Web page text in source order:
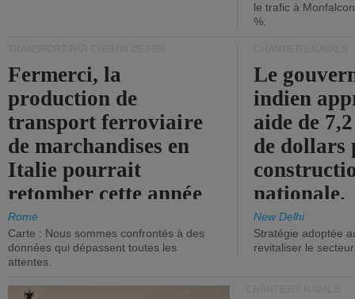
le trafic à
%.
Fermerci, la
production de
transport ferroviaire
de marchandises en
Italie pourrait
retomber cette année
aux niveaux de 2015.
Rome
Carte : Nous sommes confrontés à des
données qui dépassent toutes les
attentes.
Le
indien
aide de
de dollars
nationale.
New Delhi
Stratégie adoptée
revitaliser le secteur